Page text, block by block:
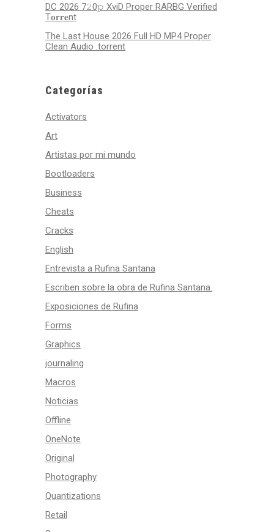
DC 2026 7𝟸0𝚙 XviD Proper RARBG Verified
T𝐨𝐫𝐫𝐞nt
The Last House 2026 Full HD MP4 Proper
Clean Audio .torrent
Categorías
Activators
Art
Artistas por mi mundo
Bootloaders
Business
Cheats
Cracks
English
Entrevista a Rufina Santana
Escriben sobre la obra de Rufina Santana.
Exposiciones de Rufina
Forms
Graphics
journaling
Macros
Noticias
Offline
OneNote
Original
Photography
Quantizations
Retail